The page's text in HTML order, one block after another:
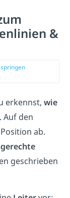
&
springen
erkennst, wie
. Auf den
ab.
geschrieben